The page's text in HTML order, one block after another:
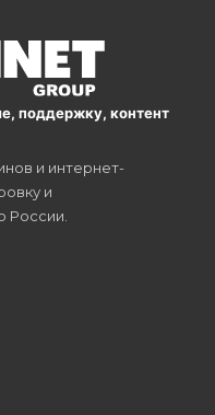
поддержку, контент
и интернет-
и
России.